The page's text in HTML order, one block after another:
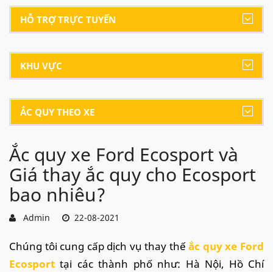
HỖ TRỢ TRỰC TUYẾN
KHU VỰC
ẮC QUY THEO XE
Ắc quy xe Ford Ecosport và
Giá thay ắc quy cho Ecosport
bao nhiêu?
Admin 22-08-2021
Chúng tôi cung cấp dịch vụ thay thếắc quy xe Ford
Ecosport tại các thành phố như: Hà Nội, Hồ Chí